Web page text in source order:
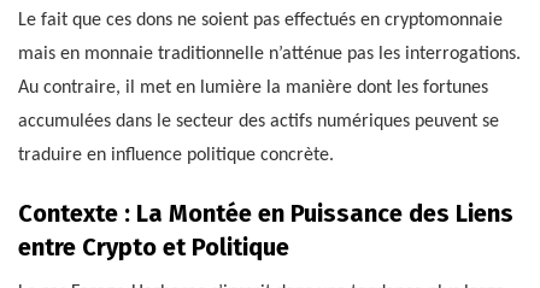
Le fait que ces dons ne soient pas effectués en cryptomonnaie
mais en monnaie traditionnelle n’atténue pas les interrogations.
Au contraire, il met en lumière la manière dont les fortunes
accumulées dans le secteur des actifs numériques peuvent se
traduire en influence politique concrète.
Contexte : La Montée en Puissance des Liens
entre Crypto et Politique